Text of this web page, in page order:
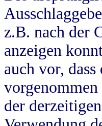
z.B. nach der
anzeigen
auch vor,
der